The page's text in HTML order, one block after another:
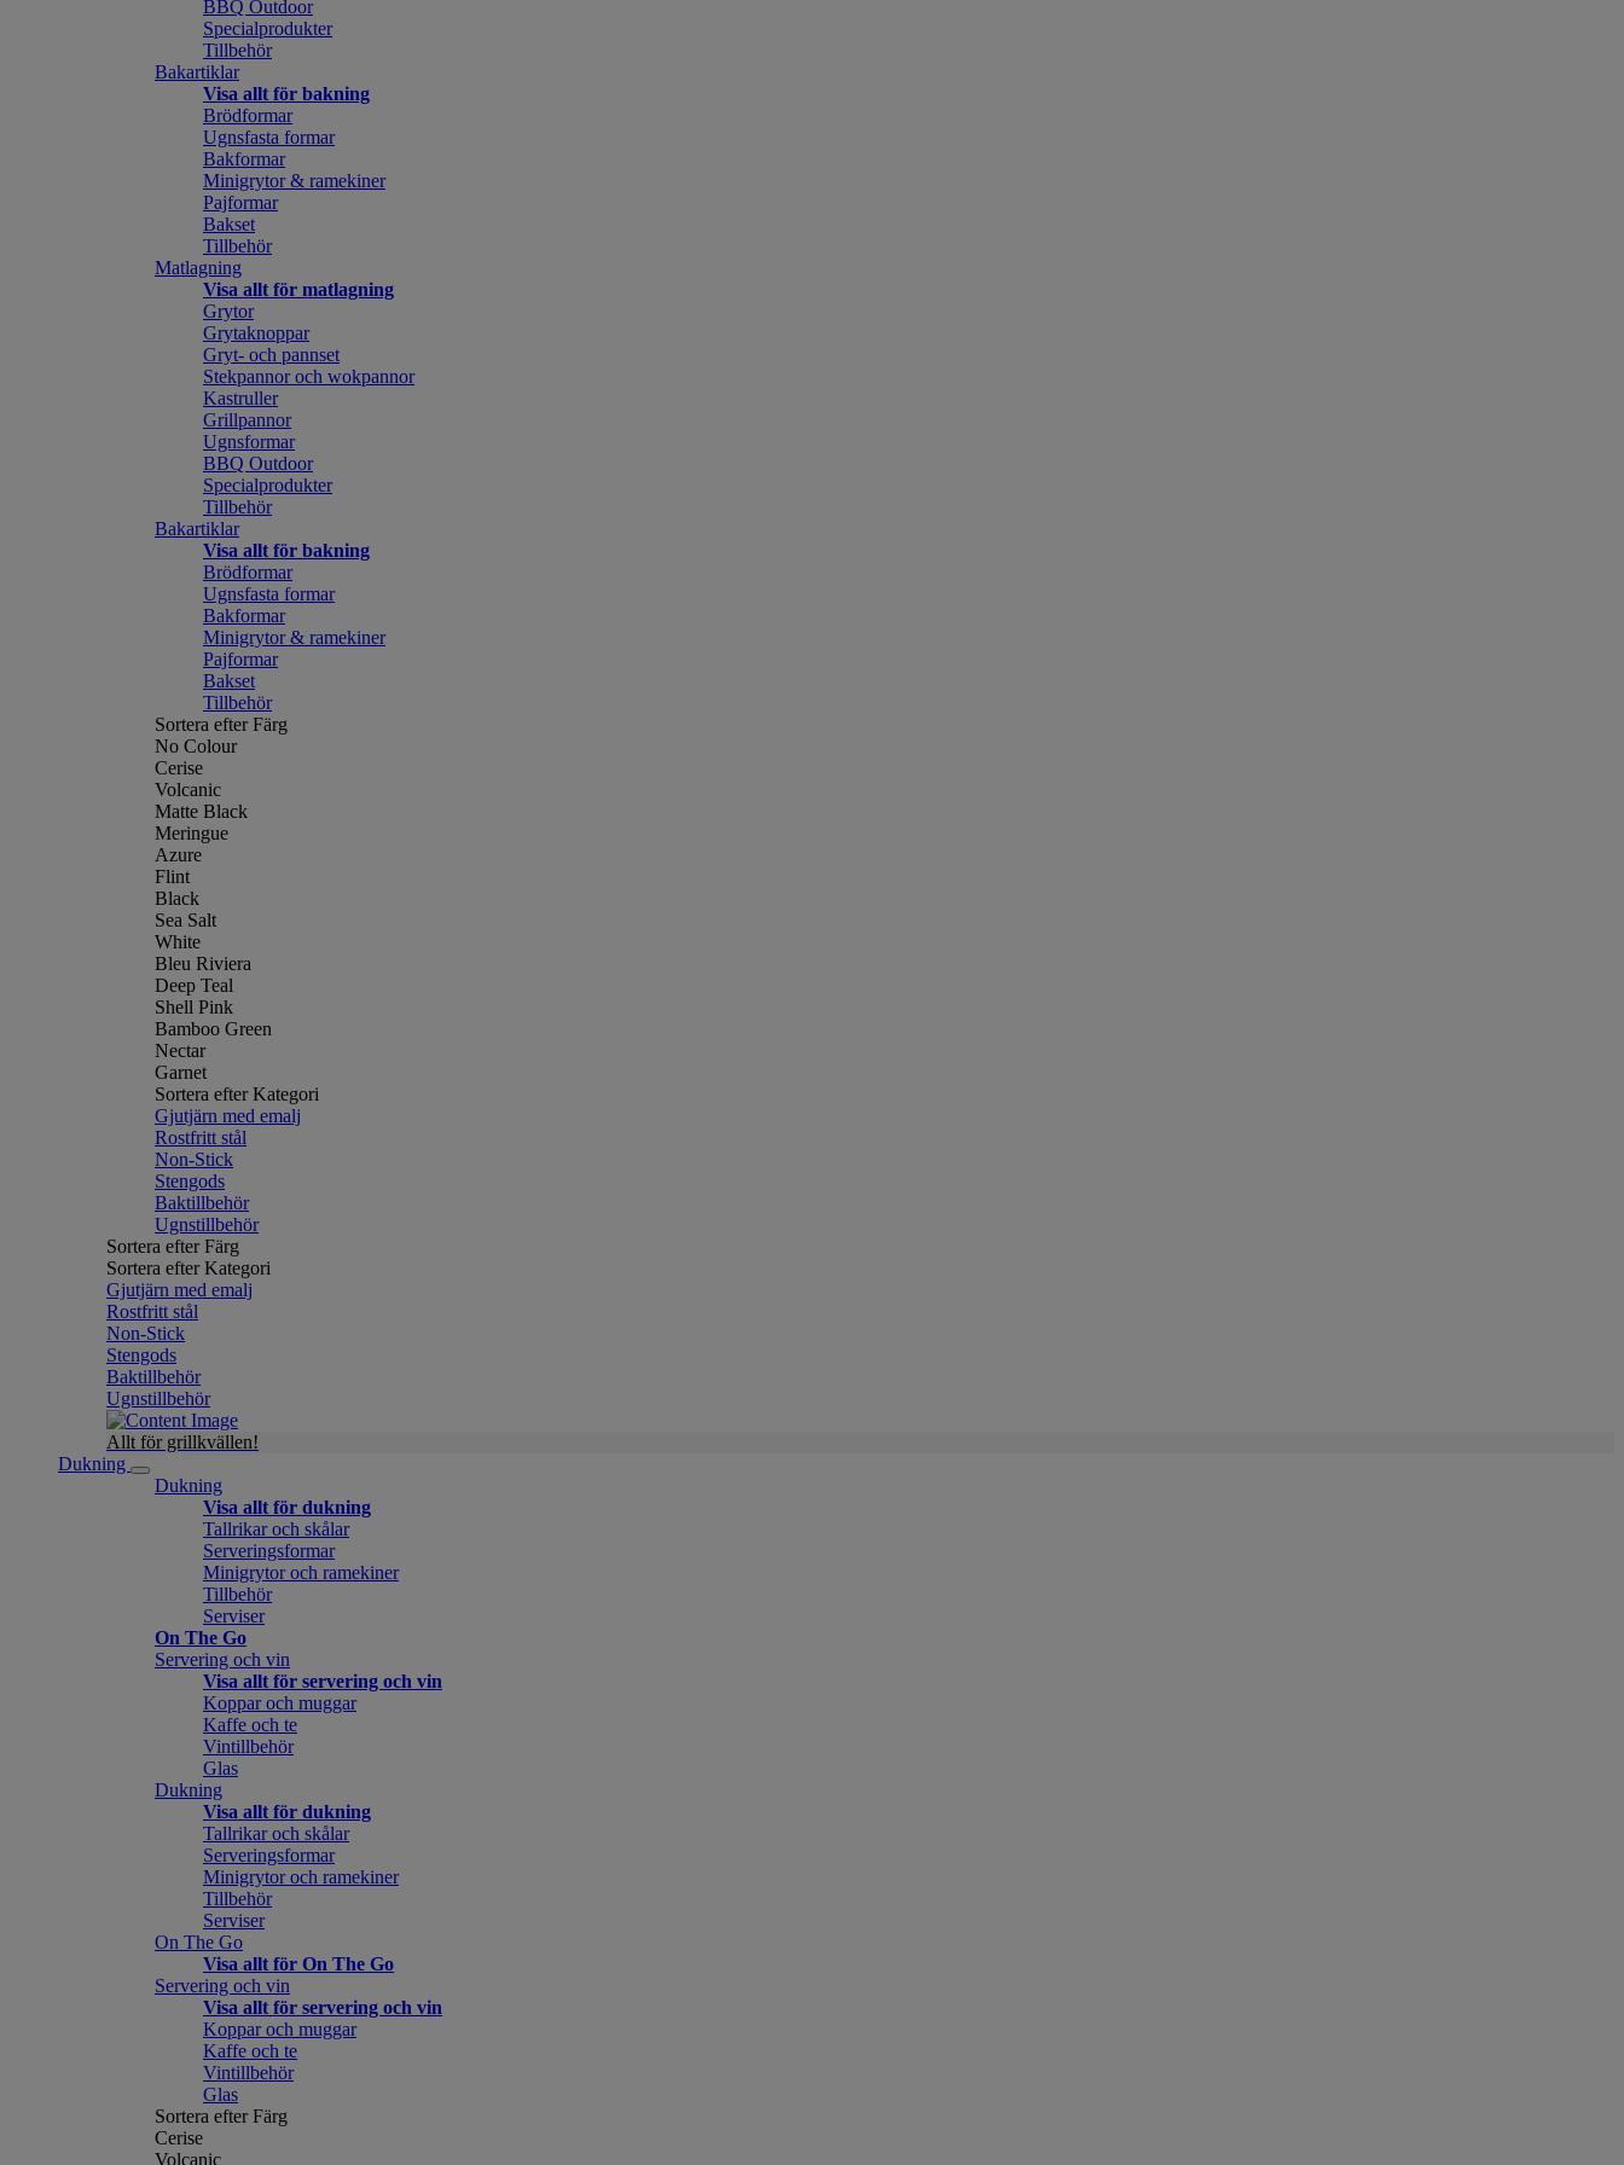
BBQ Outdoor
Specialprodukter
Tillbehör
Bakartiklar
Visa allt för bakning
Brödformar
Ugnsfasta formar
Bakformar
Minigrytor & ramekiner
Pajformar
Bakset
Tillbehör
Matlagning
Visa allt för matlagning
Grytor
Grytaknoppar
Gryt- och pannset
Stekpannor och wokpannor
Kastruller
Grillpannor
Ugnsformar
BBQ Outdoor
Specialprodukter
Tillbehör
Bakartiklar
Visa allt för bakning
Brödformar
Ugnsfasta formar
Bakformar
Minigrytor & ramekiner
Pajformar
Bakset
Tillbehör
Sortera efter Färg
No Colour
Cerise
Volcanic
Matte Black
Meringue
Azure
Flint
Black
Sea Salt
White
Bleu Riviera
Deep Teal
Shell Pink
Bamboo Green
Nectar
Garnet
Sortera efter Kategori
Gjutjärn med emalj
Rostfritt stål
Non-Stick
Stengods
Baktillbehör
Ugnstillbehör
Sortera efter Färg
Sortera efter Kategori
Gjutjärn med emalj
Rostfritt stål
Non-Stick
Stengods
Baktillbehör
Ugnstillbehör
Allt för grillkvällen!
Dukning
Dukning
Visa allt för dukning
Tallrikar och skålar
Serveringsformar
Minigrytor och ramekiner
Tillbehör
Serviser
On The Go
Servering och vin
Visa allt för servering och vin
Koppar och muggar
Kaffe och te
Vintillbehör
Glas
Dukning
Visa allt för dukning
Tallrikar och skålar
Serveringsformar
Minigrytor och ramekiner
Tillbehör
Serviser
On The Go
Visa allt för On The Go
Servering och vin
Visa allt för servering och vin
Koppar och muggar
Kaffe och te
Vintillbehör
Glas
Sortera efter Färg
Cerise
Volcanic